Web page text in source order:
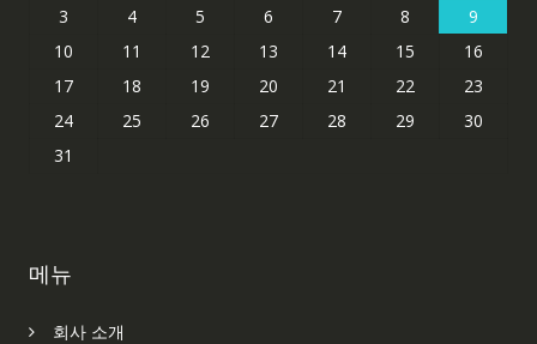
3
4 5 6 7 8
9
10
11 12 13 14 15
16
17
18 19 20 21 22
23
24
25 26 27 28 29
30
31
메뉴
회사 소개